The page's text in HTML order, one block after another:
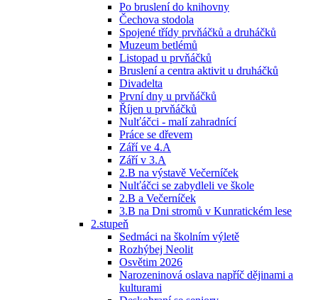
Po bruslení do knihovny
Čechova stodola
Spojené třídy prvňáčků a druháčků
Muzeum betlémů
Listopad u prvňáčků
Bruslení a centra aktivit u druháčků
Divadelta
První dny u prvňáčků
Říjen u prvňáčků
Nulťáčci - malí zahradnící
Práce se dřevem
Září ve 4.A
Září v 3.A
2.B na výstavě Večerníček
Nulťáčci se zabydleli ve škole
2.B a Večerníček
3.B na Dni stromů v Kunratickém lese
2.stupeň
Sedmáci na školním výletě
Rozhýbej Neolit
Osvětim 2026
Narozeninová oslava napříč dějinami a
kulturami